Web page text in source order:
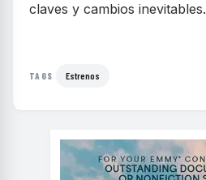
claves y cambios inevitables.
TAGS Estrenos